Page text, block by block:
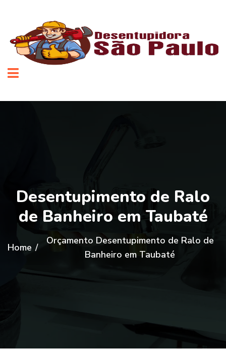
Desentupimento de Ralo
de Banheiro em Taubaté
Home /
Orçamento Desentupimento de Ralo de
Banheiro em Taubaté